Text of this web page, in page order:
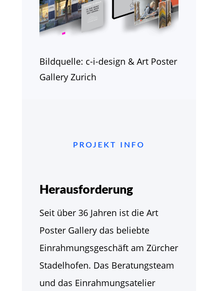
Bildquelle: c-i-design & Art Poster
Gallery Zurich
PROJEKT INFO
Herausforderung
Seit über 36 Jahren ist die Art
Poster Gallery das beliebte
Einrahmungsgeschäft am Zürcher
Stadelhofen. Das Beratungsteam
und das Einrahmungsatelier